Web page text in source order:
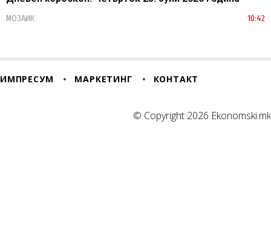
МОЗАИК 10:42
ИМПРЕСУМ МАРКЕТИНГ КОНТАКТ
© Copyright 2026 Ekonomski.mk